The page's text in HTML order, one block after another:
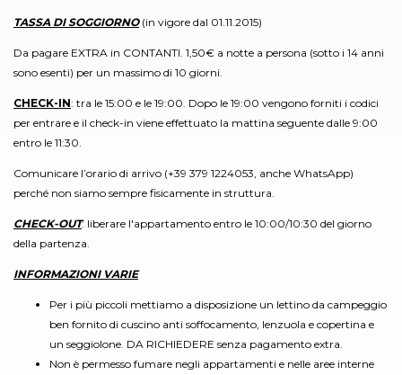
TASSA DI SOGGIORNO(in vigore dal 01.11.2015)
Da pagare EXTRA in CONTANTI. 1,50€ a notte a persona (sotto i 14 anni
sono esenti) per un massimo di 10 giorni.
CHECK-IN: tra le 15:00 e le 19:00. Dopo le 19:00 vengono forniti i codici
per entrare e il check-in viene effettuato la mattina seguente dalle 9:00
entro le 11:30.
Comunicare l’orario di arrivo (+39 379 1224053, anche WhatsApp)
perché non siamo sempre fisicamente in struttura.
CHECK-OUT: liberare l'appartamento entro le 10:00/10:30 del giorno
della partenza.
INFORMAZIONI VARIE
Per i più piccoli mettiamo a disposizione un lettino da campeggio
ben fornito di cuscino anti soffocamento, lenzuola e copertina e
un seggiolone. DA RICHIEDERE senza pagamento extra.
Non è permesso fumare negli appartamenti e nelle aree interne